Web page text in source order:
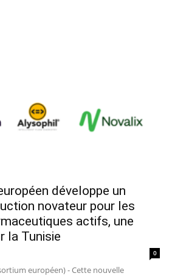
développe un
novateur pour les
actifs, une
la Tunisie
0
européen) - Cette nouvelle